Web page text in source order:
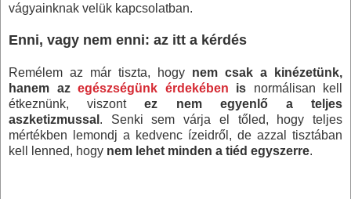
vágyainknak velük kapcsolatban.
Enni, vagy nem enni: az itt a kérdés
Remélem az már tiszta, hogy nem csak a kinézetünk,
hanem az egészségünk érdekében is normálisan kell
étkeznünk, viszontez nem egyenlő a teljes
aszketizmussal . Senki sem várja el tőled, hogy teljes
mértékben lemondj a kedvenc ízeidről, de azzal tisztában
kell lenned, hogy nem lehet minden a tiéd egyszerre.